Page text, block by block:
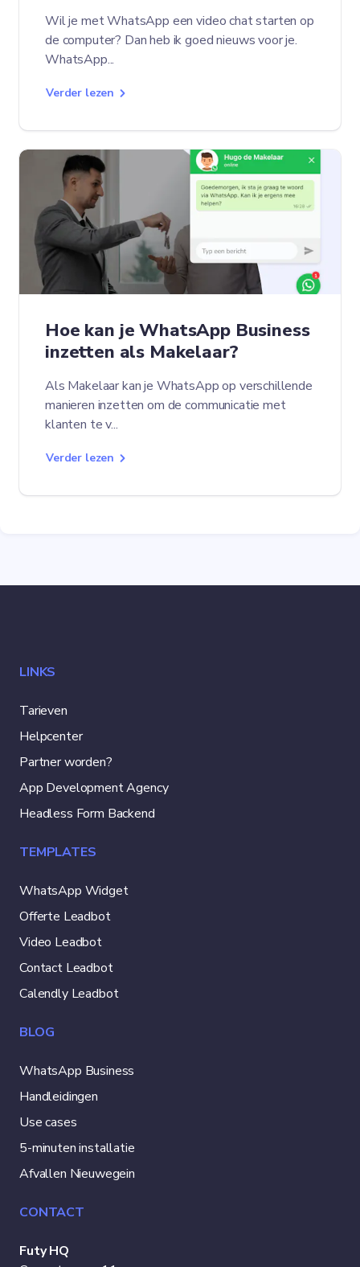
Wil je met WhatsApp een video chat starten op
de computer? Dan heb ik goed nieuws voor je.
WhatsApp...
Verder lezen
Hoe kan je WhatsApp Business
inzetten als Makelaar?
Als Makelaar kan je WhatsApp op verschillende
manieren inzetten om de communicatie met
klanten te v...
Verder lezen
LINKS
Tarieven
Helpcenter
Partner worden?
App Development Agency
Headless Form Backend
TEMPLATES
WhatsApp Widget
Offerte Leadbot
Video Leadbot
Contact Leadbot
Calendly Leadbot
BLOG
WhatsApp Business
Handleidingen
Use cases
5-minuten installatie
Afvallen Nieuwegein
CONTACT
Futy HQ